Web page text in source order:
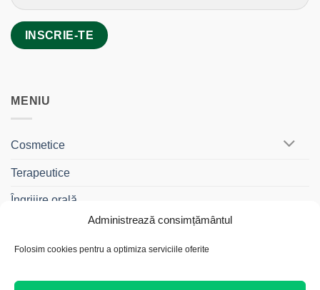
Administrează consimțământul
Folosim cookies pentru a optimiza serviciile oferite
MENIU
Cosmetice
Terapeutice
Îngrijire orală
Gama Travel
Cadouri și Truse